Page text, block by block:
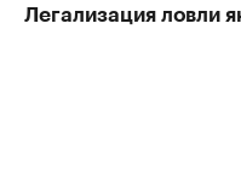
Легализация ловли